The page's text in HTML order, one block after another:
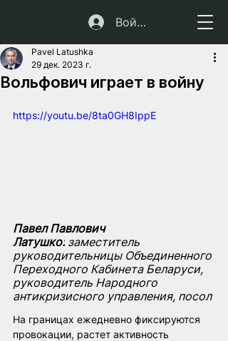
Войти
Вольфович играет в войну
Pavel Latushka
29 дек. 2023 г.
https://youtu.be/8ta0GH8IppE
Павел Павлович
Латушко: заместитель
руководительницы Объединенного
Переходного Кабинета Беларуси,
руководитель Народного
антикризисного управления, посол
На границах ежедневно фиксируются
провокации, растет активность